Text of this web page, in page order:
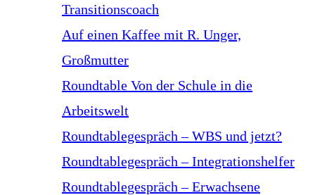
Transitionscoach
Auf einen Kaffee mit R. Unger,
Großmutter
Roundtable Von der Schule in die
Arbeitswelt
Roundtablegespräch – WBS und jetzt?
Roundtablegespräch – Integrationshelfer
Roundtablegespräch – Erwachsene